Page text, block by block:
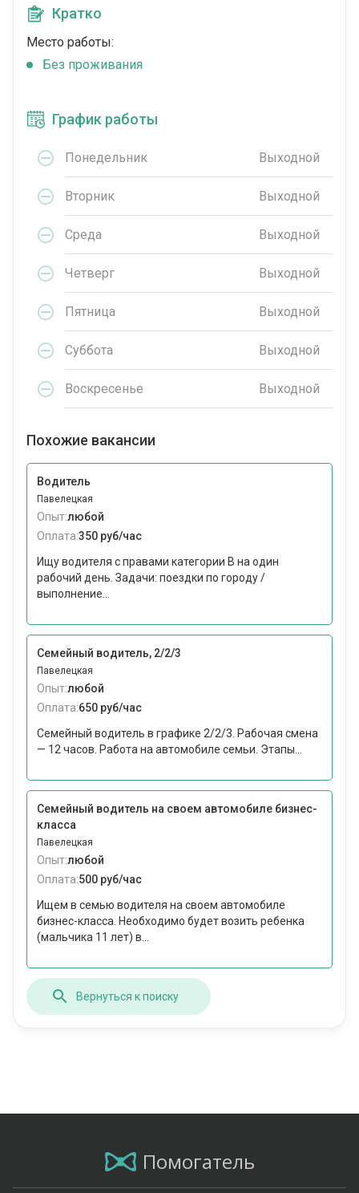
Кратко
Место работы:
Без проживания
График работы
Понедельник Выходной
Вторник Выходной
Среда Выходной
Четверг Выходной
Пятница Выходной
Суббота Выходной
Воскресенье Выходной
Похожие вакансии
Водитель
Павелецкая
Опыт:любой
Оплата:350 руб/час
Ищу водителя с правами категории B на один
рабочий день. Задачи: поездки по городу /
выполнение...
Семейный водитель, 2/2/3
Павелецкая
Опыт:любой
Оплата:650 руб/час
Семейный водитель в графике 2/2/3. Рабочая смена
— 12 часов. Работа на автомобиле семьи. Этапы...
Семейный водитель на своем автомобиле бизнес-
класса
Павелецкая
Опыт:любой
Оплата:500 руб/час
Ищем в семью водителя на своем автомобиле
бизнес-класса. Необходимо будет возить ребенка
(мальчика 11 лет) в...
Вернуться к поиску
Помогатель